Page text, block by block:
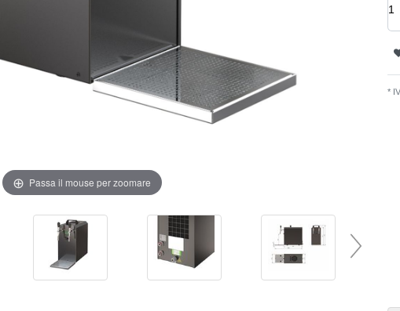
Passa il mouse per zoomare
*